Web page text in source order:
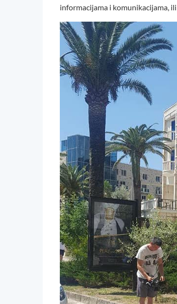
informacijama i komunikacijama,